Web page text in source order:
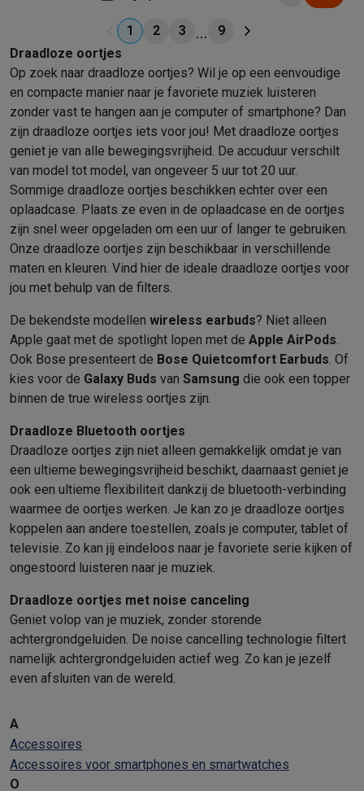
1 2 3
9
Draadloze oortjes
Op zoek naar draadloze oortjes? Wil je op een eenvoudige
en compacte manier naar je favoriete muziek luisteren
zonder vast te hangen aan je computer of smartphone? Dan
zijn draadloze oortjes iets voor jou! Met draadloze oortjes
geniet je van alle bewegingsvrijheid. De accuduur verschilt
van model tot model, van ongeveer 5 uur tot 20 uur.
Sommige draadloze oortjes beschikken echter over een
oplaadcase. Plaats ze even in de oplaadcase en de oortjes
zijn snel weer opgeladen om een uur of langer te gebruiken.
Onze draadloze oortjes zijn beschikbaar in verschillende
maten en kleuren. Vind hier de ideale draadloze oortjes voor
jou met behulp van de filters.
De bekendste modellen wireless earbuds? Niet alleen
Apple gaat met de spotlight lopen met de Apple AirPods.
Ook Bose presenteert de Bose Quietcomfort Earbuds. Of
kies voor de Galaxy Buds van Samsung die ook een topper
binnen de true wireless oortjes zijn.
Draadloze Bluetooth oortjes
Draadloze oortjes zijn niet alleen gemakkelijk omdat je van
een ultieme bewegingsvrijheid beschikt, daarnaast geniet je
ook een ultieme flexibiliteit dankzij de bluetooth-verbinding
waarmee de oortjes werken. Je kan zo je draadloze oortjes
koppelen aan andere toestellen, zoals je computer, tablet of
televisie. Zo kan jij eindeloos naar je favoriete serie kijken of
ongestoord luisteren naar je muziek.
Draadloze oortjes met noise canceling
Geniet volop van je muziek, zonder storende
achtergrondgeluiden. De noise cancelling technologie filtert
namelijk achtergrondgeluiden actief weg. Zo kan je jezelf
even afsluiten van de wereld.
A
Accessoires
Accessoires voor smartphones en smartwatches
O